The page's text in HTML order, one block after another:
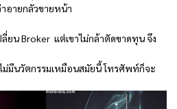
อายกลัวขายหน้า
ยน Broker แต่เขาไม่กล้าตัดขาดทุน จึง
ม่มีนวัตกรรมเหมือนสมัยนี้ โทรศัพท์ก็จะ